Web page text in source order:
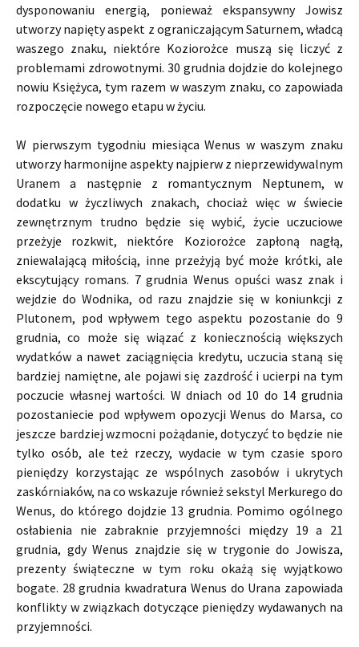
dysponowaniu energią, ponieważ ekspansywny Jowisz
utworzy napięty aspekt z ograniczającym Saturnem, władcą
waszego znaku, niektóre Koziorożce muszą się liczyć z
problemami zdrowotnymi. 30 grudnia dojdzie do kolejnego
nowiu Księżyca, tym razem w waszym znaku, co zapowiada
rozpoczęcie nowego etapu w życiu.
W pierwszym tygodniu miesiąca Wenus w waszym znaku
utworzy harmonijne aspekty najpierw z nieprzewidywalnym
Uranem a następnie z romantycznym Neptunem, w
dodatku w życzliwych znakach, chociaż więc w świecie
zewnętrznym trudno będzie się wybić, życie uczuciowe
przeżyje rozkwit, niektóre Koziorożce zapłoną nagłą,
zniewalającą miłością, inne przeżyją być może krótki, ale
ekscytujący romans. 7 grudnia Wenus opuści wasz znak i
wejdzie do Wodnika, od razu znajdzie się w koniunkcji z
Plutonem, pod wpływem tego aspektu pozostanie do 9
grudnia, co może się wiązać z koniecznością większych
wydatków a nawet zaciągnięcia kredytu, uczucia staną się
bardziej namiętne, ale pojawi się zazdrość i ucierpi na tym
poczucie własnej wartości. W dniach od 10 do 14 grudnia
pozostaniecie pod wpływem opozycji Wenus do Marsa, co
jeszcze bardziej wzmocni pożądanie, dotyczyć to będzie nie
tylko osób, ale też rzeczy, wydacie w tym czasie sporo
pieniędzy korzystając ze wspólnych zasobów i ukrytych
zaskórniaków, na co wskazuje również sekstyl Merkurego do
Wenus, do którego dojdzie 13 grudnia. Pomimo ogólnego
osłabienia nie zabraknie przyjemności między 19 a 21
grudnia, gdy Wenus znajdzie się w trygonie do Jowisza,
prezenty świąteczne w tym roku okażą się wyjątkowo
bogate. 28 grudnia kwadratura Wenus do Urana zapowiada
konflikty w związkach dotyczące pieniędzy wydawanych na
przyjemności.